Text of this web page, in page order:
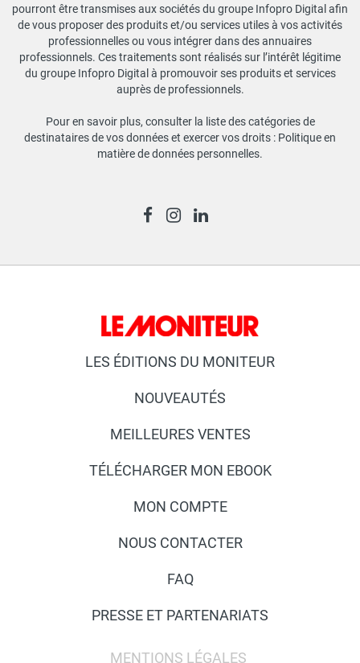
pourront être transmises aux sociétés du groupe Infopro Digital afin
de vous proposer des produits et/ou services utiles à vos activités
professionnelles ou vous intégrer dans des annuaires
professionnels. Ces traitements sont réalisés sur l’intérêt légitime
du groupe Infopro Digital à promouvoir ses produits et services
auprès de professionnels.
Pour en savoir plus, consulter la liste des catégories de
destinataires de vos données et exercer vos droits : Politique en
matière de données personnelles.
LES ÉDITIONS DU MONITEUR
NOUVEAUTÉS
MEILLEURES VENTES
TÉLÉCHARGER MON EBOOK
MON COMPTE
NOUS CONTACTER
FAQ
PRESSE ET PARTENARIATS
MENTIONS LÉGALES